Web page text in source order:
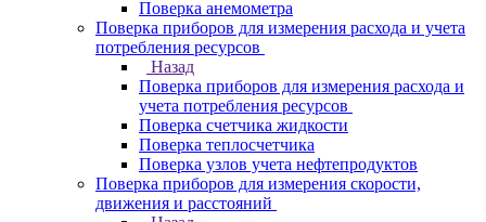
Поверка анемометра
Поверка приборов для измерения расхода и учета
потребления ресурсов
Назад
Поверка приборов для измерения расхода и
учета потребления ресурсов
Поверка счетчика жидкости
Поверка теплосчетчика
Поверка узлов учета нефтепродуктов
Поверка приборов для измерения скорости,
движения и расстояний